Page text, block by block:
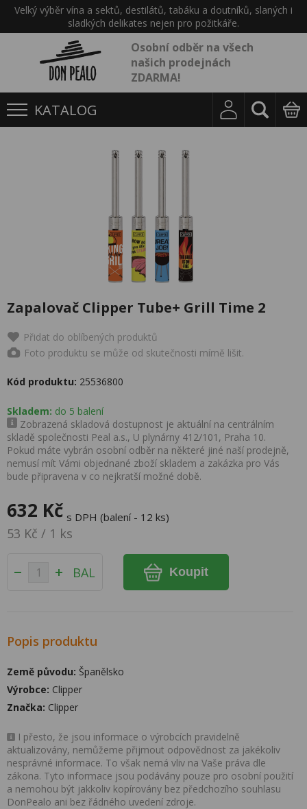
Velký výběr vína a sektů, destilátů, tabáku a doutníků, slaných i
sladkých delikates nejen pro požitkáře.
Osobní odběr na všech
našich prodejnách
ZDARMA!
KATALOG
Zapalovač Clipper Tube+ Grill Time 2
Přidat do oblíbených produktů
Foto produktu se může od skutečnosti mírně lišit.
Kód produktu: 25536800
Skladem: do 5 balení
Zobrazená skladová dostupnost je aktuální na centrálním
skladě společnosti Peal a.s., U plynárny 412/101, Praha 10.
Pokud máte vybrán osobní odběr na některé jiné naší prodejně,
nemusí mít Vámi objednané zboží skladem a zakázka pro Vás
bude připravena v co nejkratší možné době.
632 Kč s DPH (balení - 12 ks)
53 Kč / 1 ks
BAL Koupit
Popis produktu
Země původu: Španělsko
Výrobce: Clipper
Značka: Clipper
I přesto, že jsou informace o výrobcích pravidelně
aktualizovány, nemůžeme přijmout odpovědnost za jakékoliv
nesprávné informace. To však nemá vliv na Vaše práva dle
zákona. Tyto informace jsou podávány pouze pro osobní použití
a nemohou být jakkoliv kopírovány bez předchozího souhlasu
DonPealo ani bez řádného uvedení zdroje.